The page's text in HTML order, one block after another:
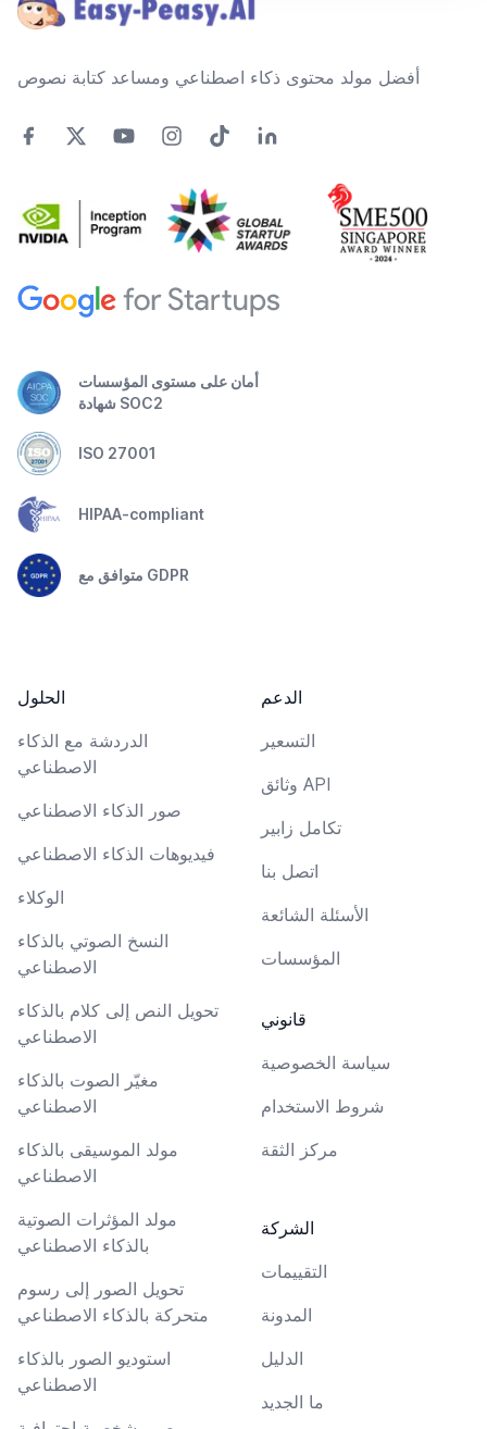
أفضل مولد محتوى ذكاء اصطناعي ومساعد كتابة نصوص
أمان على مستوى المؤسسات
شهادة SOC2
ISO 27001
HIPAA-compliant
متوافق مع GDPR
الحلول
الدردشة مع الذكاء
الاصطناعي
صور الذكاء الاصطناعي
فيديوهات الذكاء الاصطناعي
الوكلاء
النسخ الصوتي بالذكاء
الاصطناعي
تحويل النص إلى كلام بالذكاء
الاصطناعي
مغيّر الصوت بالذكاء
الاصطناعي
مولد الموسيقى بالذكاء
الاصطناعي
مولد المؤثرات الصوتية
بالذكاء الاصطناعي
تحويل الصور إلى رسوم
متحركة بالذكاء الاصطناعي
استوديو الصور بالذكاء
الاصطناعي
الدعم
التسعير
وثائق API
تكامل زابير
اتصل بنا
الأسئلة الشائعة
المؤسسات
قانوني
سياسة الخصوصية
شروط الاستخدام
مركز الثقة
الشركة
التقييمات
المدونة
الدليل
ما الجديد